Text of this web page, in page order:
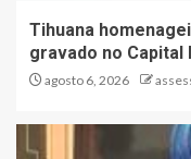
Tihuana
gravado no Capital
agosto 6, 2026